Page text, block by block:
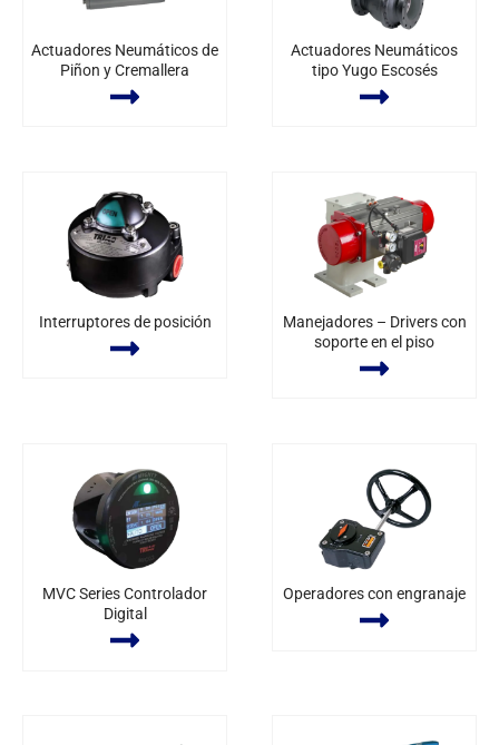
Actuadores Neumáticos de
Piñon y Cremallera
Actuadores Neumáticos
tipo Yugo Escosés
Interruptores de posición
Manejadores – Drivers con
soporte en el piso
MVC Series Controlador
Digital
Operadores con engranaje